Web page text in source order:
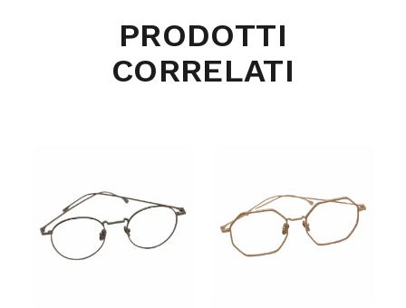
PRODOTTI
CORRELATI